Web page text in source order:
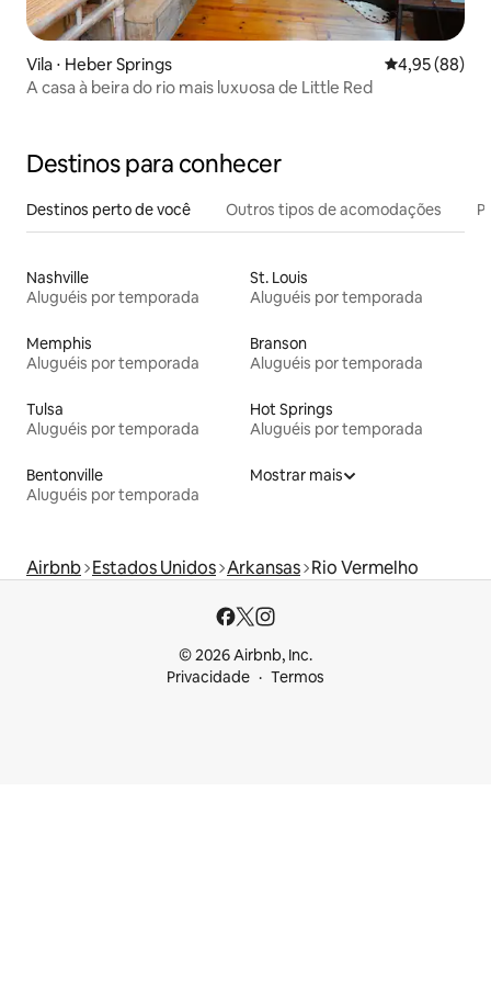
Vila ⋅ Heber Springs 4,95 de uma
4,95 (88)
A casa à beira do rio mais luxuosa de Little Red
Destinos para conhecer
Destinos perto de você Outros tipos de acomodações
Nashville
Aluguéis por temporada
St. Louis
Aluguéis por temporada
Memphis
Aluguéis por temporada
Branson
Aluguéis por temporada
Tulsa
Aluguéis por temporada
Hot Springs
Aluguéis por temporada
Bentonville
Aluguéis por temporada
Mostrar mais
Airbnb Estados Unidos Arkansas Rio Vermelho
© 2026 Airbnb, Inc.
Privacidade
Termos